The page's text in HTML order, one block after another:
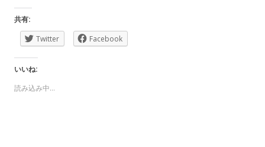
共有:
Twitter
Facebook
いいね:
読み込み中…